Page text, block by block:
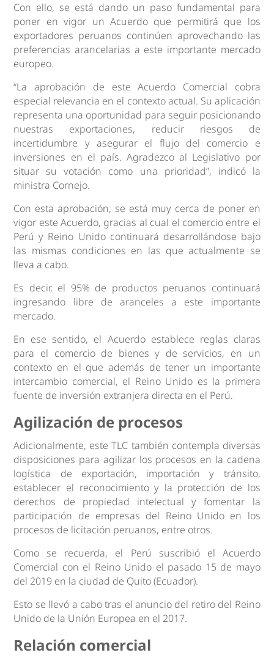
Con ello, se está dando un paso fundamental para
poner en vigor un Acuerdo que permitirá que los
exportadores peruanos continúen aprovechando las
preferencias arancelarias a este importante mercado
europeo.
“La aprobación de este Acuerdo Comercial cobra
especial relevancia en el contexto actual. Su aplicación
representa una oportunidad para seguir posicionando
nuestras exportaciones, reducir riesgos de
incertidumbre y asegurar el flujo del comercio e
inversiones en el país. Agradezco al Legislativo por
situar su votación como una prioridad”, indicó la
ministra Cornejo.
Con esta aprobación, se está muy cerca de poner en
vigor este Acuerdo, gracias al cual el comercio entre el
Perú y Reino Unido continuará desarrollándose bajo
las mismas condiciones en las que actualmente se
lleva a cabo.
Es decir, el 95% de productos peruanos continuará
ingresando libre de aranceles a este importante
mercado.
En ese sentido, el Acuerdo establece reglas claras
para el comercio de bienes y de servicios, en un
contexto en el que además de tener un importante
intercambio comercial, el Reino Unido es la primera
fuente de inversión extranjera directa en el Perú.
Agilización de procesos
Adicionalmente, este TLC también contempla diversas
disposiciones para agilizar los procesos en la cadena
logística de exportación, importación y tránsito,
establecer el reconocimiento y la protección de los
derechos de propiedad intelectual y fomentar la
participación de empresas del Reino Unido en los
procesos de licitación peruanos, entre otros.
Como se recuerda, el Perú suscribió el Acuerdo
Comercial con el Reino Unido el pasado 15 de mayo
del 2019 en la ciudad de Quito (Ecuador).
Esto se llevó a cabo tras el anuncio del retiro del Reino
Unido de la Unión Europea en el 2017.
Relación comercial